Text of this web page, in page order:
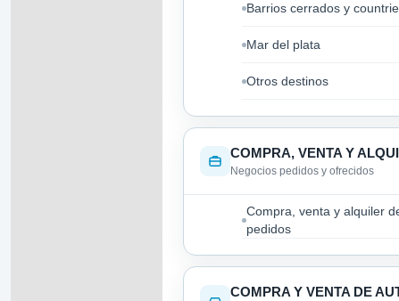
Barrios cerrados y
Mar del plata
Otros destinos
COMPRA, VENTA Y
Negocios pedidos y ofrecidos
Compra, venta y alquiler
pedidos
COMPRA Y VENTA DE